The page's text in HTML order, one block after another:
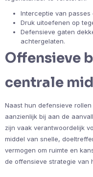
Interceptie van passes
Druk uitoefenen op
Defensieve gaten
achtergelaten.
Offensieve
centrale
Naast hun defensieve
aanzienlijk bij aan de
zijn vaak verantwoordelijk
middel van snelle,
vermogen om ruimte en
de offensieve strategie van